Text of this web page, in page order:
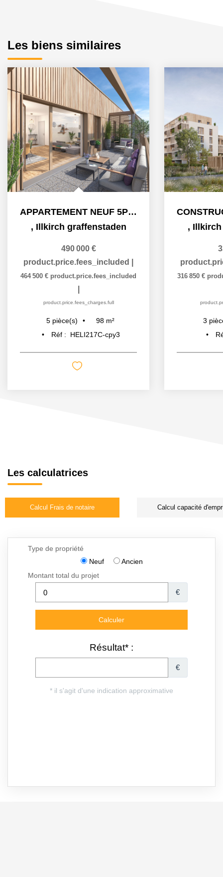
Les biens similaires
APPARTEMENT NEUF 5PIECES TERRASSE ILLKIRCH GRAFFENSTADEN
, Illkirch graffenstaden
490 000 €
product.price.fees_included
464 500 € product.price.fees_included
product.price.fees_charges.full
5 pièce(s) 98 m²
Réf :
HELI217C-cpy3
, Illkirch
316 850 €
3
Les calculatrices
Calcul Frais de notaire Calcul capacité